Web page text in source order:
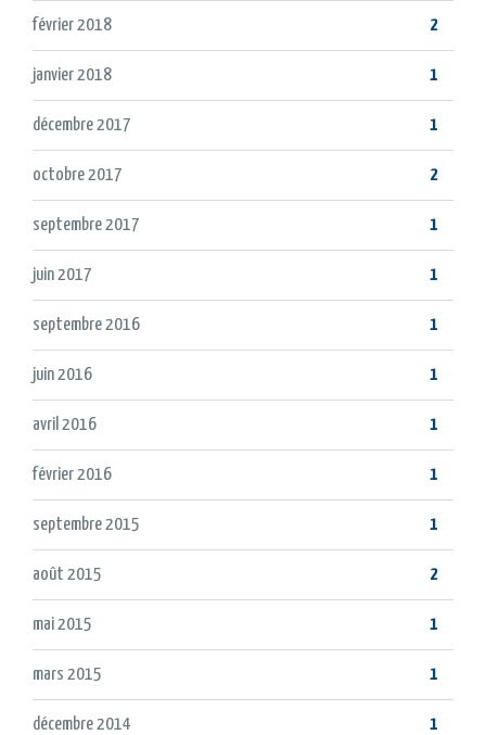
février 2018 2
janvier 2018 1
décembre 2017 1
octobre 2017 2
septembre 2017 1
juin 2017 1
septembre 2016 1
juin 2016 1
avril 2016 1
février 2016 1
septembre 2015 1
août 2015 2
mai 2015 1
mars 2015 1
décembre 2014 1